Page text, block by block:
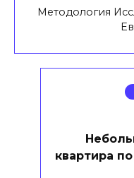
Методология
квартира